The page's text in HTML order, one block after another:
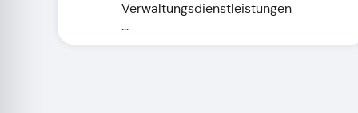
Verwaltungsdienstleistungen
...